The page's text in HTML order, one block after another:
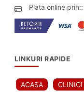
Plata online prin::
LINKURI RAPIDE
ACASA CLINICI